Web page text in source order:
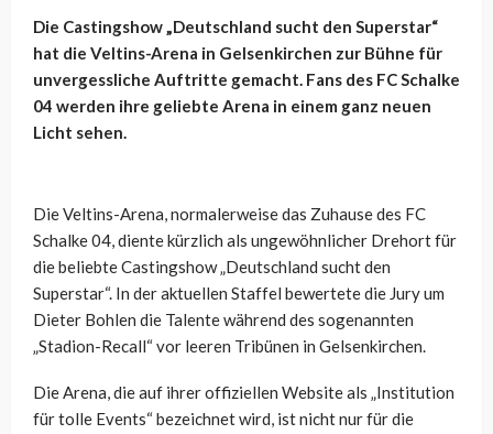
Die Castingshow „Deutschland sucht den Superstar“
hat die Veltins-Arena in Gelsenkirchen zur Bühne für
unvergessliche Auftritte gemacht. Fans des FC Schalke
04 werden ihre geliebte Arena in einem ganz neuen
Licht sehen.
Die Veltins-Arena, normalerweise das Zuhause des FC
Schalke 04, diente kürzlich als ungewöhnlicher Drehort für
die beliebte Castingshow „Deutschland sucht den
Superstar“. In der aktuellen Staffel bewertete die Jury um
Dieter Bohlen die Talente während des sogenannten
„Stadion-Recall“ vor leeren Tribünen in Gelsenkirchen.
Die Arena, die auf ihrer offiziellen Website als „Institution
für tolle Events“ bezeichnet wird, ist nicht nur für die